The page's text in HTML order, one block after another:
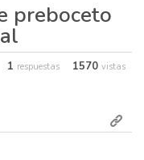
preboceto
1 respuestas 1570 vistas